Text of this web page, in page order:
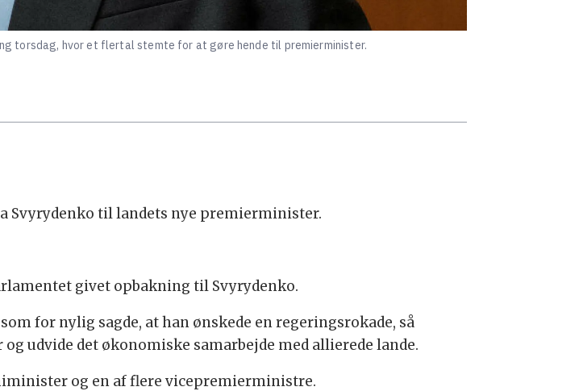
torsdag, hvor et flertal stemte for at gøre hende til premierminister.
Svyrydenko til landets nye premierminister.
givet opbakning til Svyrydenko.
for nylig sagde, at han ønskede en regeringsrokade, så
udvide det økonomiske samarbejde med allierede lande.
og en af flere vicepremierministre.